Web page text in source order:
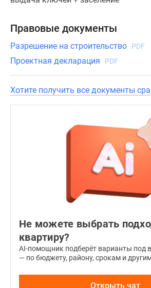
проекту
новостройки
Подмосковья,
квартиры
в
подготовленными
перегородки,
санузлах
произвести
Правовые документы
Разрешение на строительство PDF
Проектная декларация PDF
Хотите получить все документы
Не можете выбрать
квартиру?
AI-помощник подберёт варианты под
— по бюджету, району, срокам и
Открыть чат